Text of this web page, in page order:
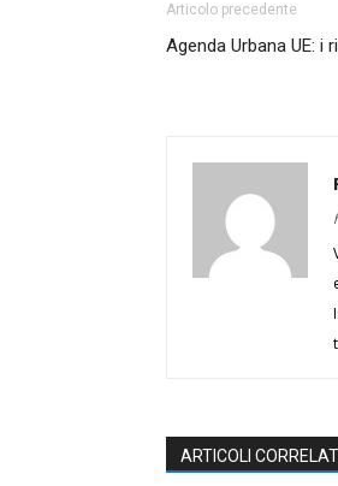
Articolo precedente
Agenda Urbana UE: i
ARTICOLI CORRELATI